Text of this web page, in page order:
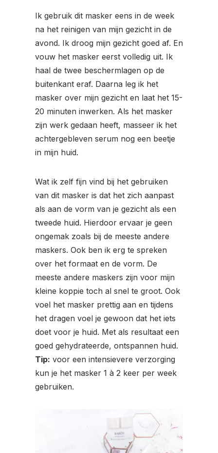
Ik gebruik dit masker eens in de week
na het reinigen van mijn gezicht in de
avond. Ik droog mijn gezicht goed af. En
vouw het masker eerst volledig uit. Ik
haal de twee beschermlagen op de
buitenkant eraf. Daarna leg ik het
masker over mijn gezicht en laat het 15-
20 minuten inwerken. Als het masker
zijn werk gedaan heeft, masseer ik het
achtergebleven serum nog een beetje
in mijn huid.
Wat ik zelf fijn vind bij het gebruiken
van dit masker is dat het zich aanpast
als aan de vorm van je gezicht als een
tweede huid. Hierdoor ervaar je geen
ongemak zoals bij de meeste andere
maskers. Ook ben ik erg te spreken
over het formaat en de vorm. De
meeste andere maskers zijn voor mijn
kleine koppie toch al snel te groot. Ook
voel het masker prettig aan en tijdens
het dragen voel je gewoon dat het iets
doet voor je huid. Met als resultaat een
goed gehydrateerde, ontspannen huid.
Tip: voor een intensievere verzorging
kun je het masker 1 à 2 keer per week
gebruiken.